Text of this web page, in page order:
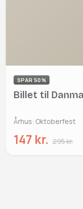
SPAR 50%
Billet til
Århus: Oktoberfest
147 kr. 295 kr.